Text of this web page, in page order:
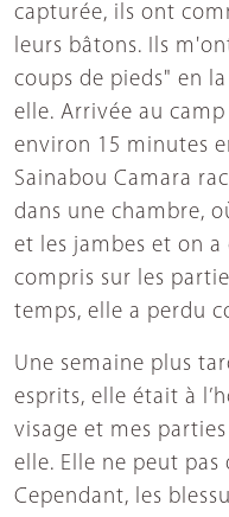
capturée, ils ont
leurs bâtons. Ils
coups de pieds" en
elle. Arrivée au
environ 15 minutes
Sainabou Camara
dans une chambre,
et les jambes et on
compris sur les
temps, elle a perdu
Une semaine plus
esprits, elle était à
visage et mes
elle. Elle ne peut
Cependant, les